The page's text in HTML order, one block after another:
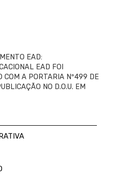
EAD:
EAD FOI
COM A PORTARIA Nº499 DE
NO D.O.U. EM